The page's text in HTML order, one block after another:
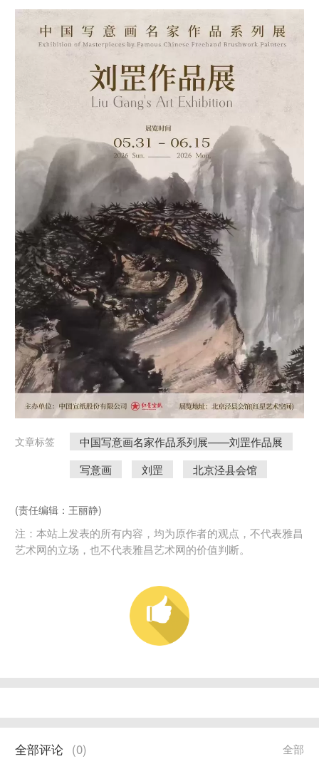
文章标签
中国写意画名家作品系列展——刘罡作品展
写意画
刘罡 北京泾县会馆
(责任编辑：王丽静)
注：本站上发表的所有内容，均为原作者的观点，不代表雅昌
艺术网的立场，也不代表雅昌艺术网的价值判断。
全部
全部评论 (0)